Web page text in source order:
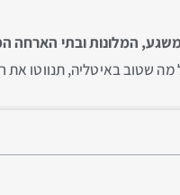
המלונות ובתי הארחה
שטוב באיטליה, תנווטו את